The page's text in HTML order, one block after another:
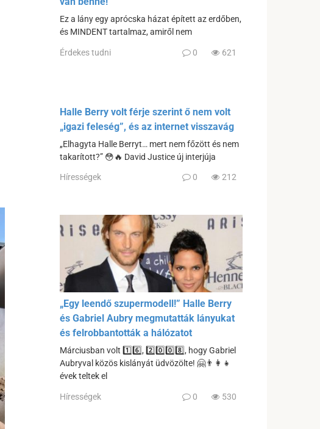
Ez a lány egy aprócska házat épített az erdőben,
és MINDENT tartalmaz, amiről nem
Érdekes tudni 0 621
Halle Berry volt férje szerint ő nem volt
„igazi feleség”, és az internet visszavág
„Elhagyta Halle Berryt… mert nem főzött és nem
takarított?” 😳🔥 David Justice új interjúja
Hírességek 0 212
„Egy leendő szupermodell!” Halle Berry
és Gabriel Aubry megmutatták lányukat
és felrobbantották a hálózatot
Márciusban volt 1️⃣6️⃣, 2️⃣0️⃣0️⃣8️⃣, hogy Gabriel
Aubryval közös kislányát üdvözölte! 🤗👨‍👩‍👧
évek teltek el
Hírességek 0 530